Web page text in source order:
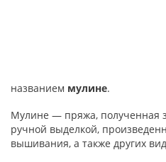
названием мулине.
Мулине — пряжа, полученная
ручной выделкой,
вышивания, а также других